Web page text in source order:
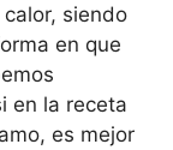
siendo
en que
en la receta
es mejor